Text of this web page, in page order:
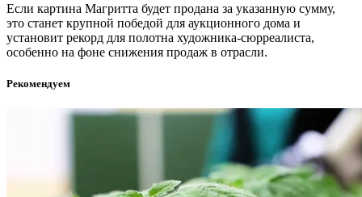
Если картина Магритта будет продана за указанную сумму,
это станет крупной победой для аукционного дома и
установит рекорд для полотна художника-сюрреалиста,
особенно на фоне снижения продаж в отрасли.
Рекомендуем